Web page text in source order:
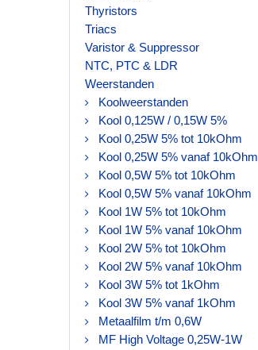
Thyristors
Triacs
Varistor & Suppressor
NTC, PTC & LDR
Weerstanden
Koolweerstanden
Kool 0,125W / 0,15W 5%
Kool 0,25W 5% tot 10kOhm
Kool 0,25W 5% vanaf 10kOhm
Kool 0,5W 5% tot 10kOhm
Kool 0,5W 5% vanaf 10kOhm
Kool 1W 5% tot 10kOhm
Kool 1W 5% vanaf 10kOhm
Kool 2W 5% tot 10kOhm
Kool 2W 5% vanaf 10kOhm
Kool 3W 5% tot 1kOhm
Kool 3W 5% vanaf 1kOhm
Metaalfilm t/m 0,6W
MF High Voltage 0,25W-1W